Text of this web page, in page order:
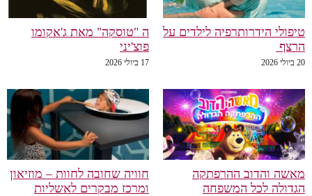
טיפולי הידרותרפיה לילדים על
הרצף
20 ביולי 2026
ה "טוסקה" מאת ג'אקומו
פוצ'יני
17 ביולי 2026
מאשה והדוב ההרפתקה
הגדולה לכל המשפחה
חוויה שחובה לחוות – מוזיאון
ומרכז מבקרים לאשליות